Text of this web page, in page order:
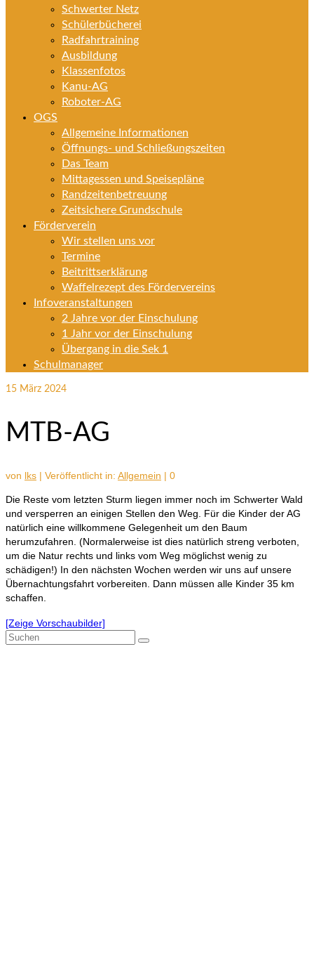
Schwerter Netz
Schülerbücherei
Radfahrtraining
Ausbildung
Klassenfotos
Kanu-AG
Roboter-AG
OGS
Allgemeine Informationen
Öffnungs- und Schließungszeiten
Das Team
Mittagessen und Speisepläne
Randzeitenbetreuung
Zeitsichere Grundschule
Förderverein
Wir stellen uns vor
Termine
Beitrittserklärung
Waffelrezept des Fördervereins
Infoveranstaltungen
2 Jahre vor der Einschulung
1 Jahr vor der Einschulung
Übergang in die Sek 1
Schulmanager
15 März 2024
MTB-AG
von lks | Veröffentlicht in: Allgemein | 0
Die Reste vom letzten Sturm liegen immer noch im Schwerter Wald
und versperren an einigen Stellen den Weg. Für die Kinder der AG
natürlich eine willkommene Gelegenheit um den Baum
herumzufahren. (Normalerweise ist dies natürlich streng verboten,
um die Natur rechts und links vom Weg möglichst wenig zu
schädigen!) In den nächsten Wochen werden wir uns auf unsere
Übernachtungsfahrt vorbereiten. Dann müssen alle Kinder 35 km
schaffen.
[Zeige Vorschaubilder]
Suchen